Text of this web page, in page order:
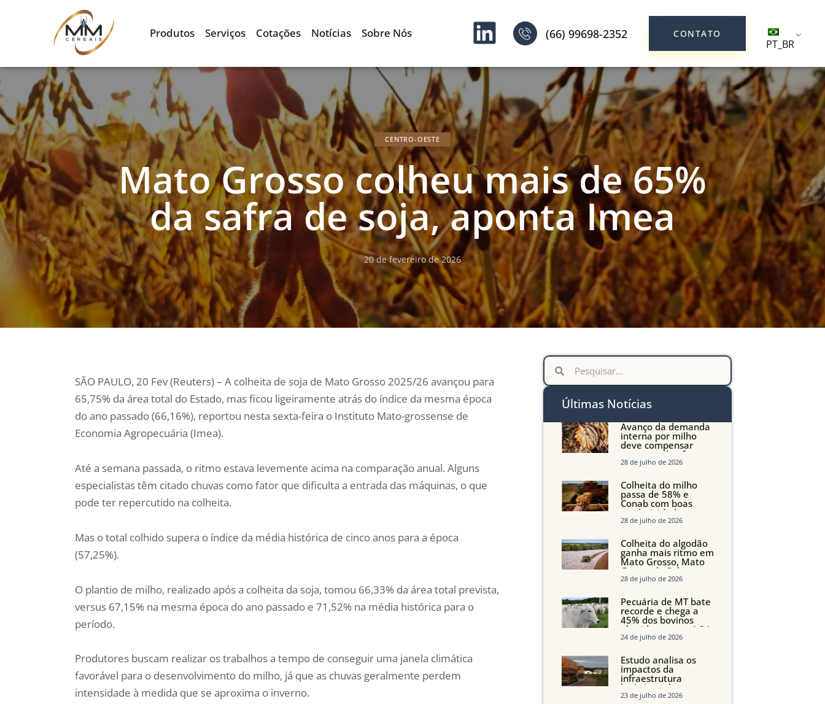
Produtos Serviços Cotações Notícias Sobre Nós (66) 99698-2352 CONTATO
PT_BR
CENTRO-OESTE
Mato Grosso colheu mais de 65%
da safra de soja, aponta Imea
20 de fevereiro de 2026
SÃO PAULO, 20 Fev (Reuters) – A colheita de soja de Mato Grosso 2025/26 avançou para
65,75% da área total do Estado, mas ficou ligeiramente atrás do índice da mesma época
do ano passado (66,16%), reportou nesta sexta-feira o Instituto Mato-grossense de
Economia Agropecuária (Imea).
Até a semana passada, o ritmo estava levemente acima na comparação anual. Alguns
especialistas têm citado chuvas como fator que dificulta a entrada das máquinas, o que
pode ter repercutido na colheita.
Mas o total colhido supera o índice da média histórica de cinco anos para a época
(57,25%).
O plantio de milho, realizado após a colheita da soja, tomou 66,33% da área total prevista,
versus 67,15% na mesma época do ano passado e 71,52% na média histórica para o
período.
Produtores buscam realizar os trabalhos a tempo de conseguir uma janela climática
favorável para o desenvolvimento do milho, já que as chuvas geralmente perdem
intensidade à medida que se aproxima o inverno.
Últimas Notícias
Avanço da demanda
interna por milho
deve compensar
aumento da oferta
com safra recorde em
Imea
28 de julho de 2026
Colheita do milho
passa de 58% e
Conab com boas
produtividades em
Mato Grosso, mas
Maranhão e Piauí
28 de julho de 2026
Colheita do algodão
ganha mais ritmo em
Mato Grosso, Mato
Grosso do Sul e
Maranhão
28 de julho de 2026
Pecuária de MT bate
recorde e chega a
45% dos bovinos
abatidos com até 24
meses
24 de julho de 2026
Estudo analisa os
impactos da
infraestrutura
logística sobre a
produção agrícola de
23 de julho de 2026